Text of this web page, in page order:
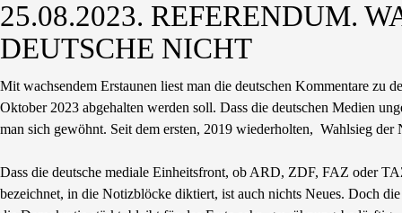
25.08.2023. REFERENDUM.
DEUTSCHE NICHT
Mit wachsendem Erstaunen liest man die deutschen Kommentare zu
Oktober 2023 abgehalten werden soll. Dass die deutschen Medien
man sich gewöhnt. Seit dem ersten, 2019 wiederholten, Wahlsieg
Dass die deutsche mediale Einheitsfront, ob ARD, ZDF, FAZ oder
bezeichnet, in die Notizblöcke diktiert, ist auch nichts Neues. Doch